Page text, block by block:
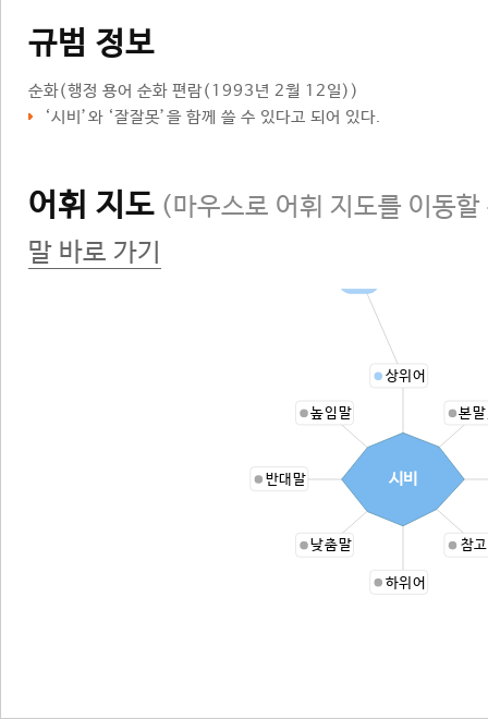
규범 정보
순화(행정 용어 순화 편람(1993년 2월 12일))
‘시비 ’와 ‘잘잘못’을 함께 쓸 수 있다고 되어 있다.
어휘 지도 (마우스로 어휘 지도를 이동
말 바로 가기
상위어
본
참
하위어
낮춤말
반대말
높임말
시비